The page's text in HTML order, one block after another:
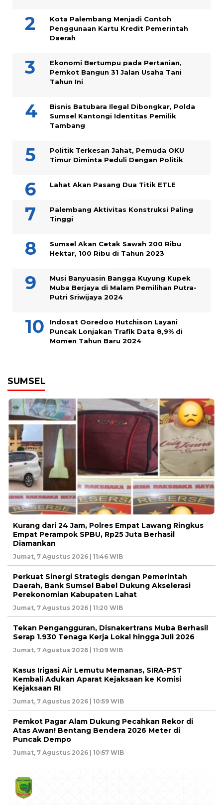
Kota Palembang Menjadi Contoh
Penggunaan Kartu Kredit Pemerintah
Daerah
Ekonomi Bertumpu pada Pertanian,
Pemkot Bangun 31 Jalan Usaha Tani
Tahun Ini
Bisnis Batubara Ilegal Dibongkar, Polda
Sumsel Kantongi Identitas Pemilik
Tambang
Politik Terkesan Jahat, Pemuda OKU
Timur Diminta Peduli Dengan Politik
Lahat Akan Pasang Dua Titik ETLE
Palembang Aktivitas Konstruksi Paling
Tinggi
Sumsel Akan Cetak Sawah 200 Ribu
Hektar, 100 Ribu di Tahun 2023
Musi Banyuasin Bangga Kuyung Kupek
Muba Berjaya di Malam Pemilihan Putra-
Putri Sriwijaya 2024
Indosat Ooredoo Hutchison Layani
Puncak Lonjakan Trafik Data 8,9% di
Momen Tahun Baru 2024
SUMSEL
Kurang dari 24 Jam, Polres Empat Lawang Ringkus
Empat Perampok SPBU, Rp25 Juta Berhasil
Diamankan
Jumat, 7 Agustus 2026 | 11:46 WIB
Perkuat Sinergi Strategis dengan Pemerintah
Daerah, Bank Sumsel Babel Dukung Akselerasi
Perekonomian Kabupaten Lahat
Jumat, 7 Agustus 2026 | 11:20 WIB
Tekan Pengangguran, Disnakertrans Muba Berhasil
Serap 1.930 Tenaga Kerja Lokal hingga Juli 2026
Jumat, 7 Agustus 2026 | 11:09 WIB
Kasus Irigasi Air Lemutu Memanas, SIRA-PST
Kembali Adukan Aparat Kejaksaan ke Komisi
Kejaksaan RI
Jumat, 7 Agustus 2026 | 10:59 WIB
Pemkot Pagar Alam Dukung Pecahkan Rekor di
Atas Awan! Bentang Bendera 2026 Meter di
Puncak Dempo
Jumat, 7 Agustus 2026 | 10:57 WIB